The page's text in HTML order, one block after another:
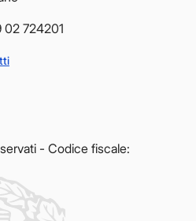
02 724201
- Codice fiscale: